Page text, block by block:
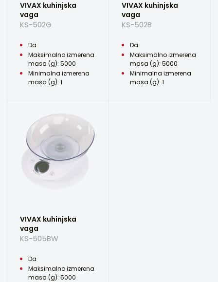
VIVAX kuhinjska
vaga
KS-502G
Da
Maksimalno izmerena
masa (g): 5000
Minimalna izmerena
masa (g): 1
VIVAX kuhinjska
vaga
KS-502B
Da
Maksimalno izmerena
masa (g): 5000
Minimalna izmerena
masa (g): 1
VIVAX kuhinjska
vaga
KS-505BW
Da
Maksimalno izmerena
masa (g): 5000